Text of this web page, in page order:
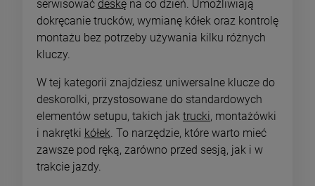
serwisować deskę na co dzień. Umożliwiają
dokręcanie trucków, wymianę kółek oraz kontrolę
montażu bez potrzeby używania kilku różnych
kluczy.
W tej kategorii znajdziesz uniwersalne klucze do
deskorolki, przystosowane do standardowych
elementów setupu, takich jak trucki, montażówki
i nakrętki kółek. To narzędzie, które warto mieć
zawsze pod ręką, zarówno przed sesją, jak i w
trakcie jazdy.